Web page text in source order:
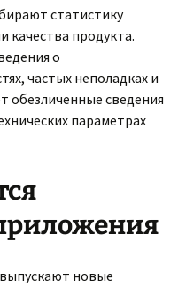
статистику
качества продукта.
о
частых неполадках и
обезличенные сведения
параметрах
новые